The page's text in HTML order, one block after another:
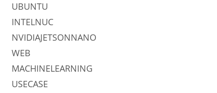
UBUNTU
INTELNUC
NVIDIAJETSONNANO
WEB
MACHINELEARNING
USECASE